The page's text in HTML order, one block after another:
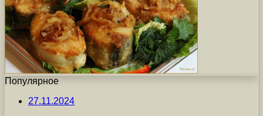
Популярное
27.11.2024